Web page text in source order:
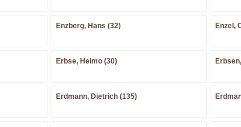
Enzberg, Hans (32) Enzel,
Erbse, Heimo (30)
Erdmann, Dietrich (135)